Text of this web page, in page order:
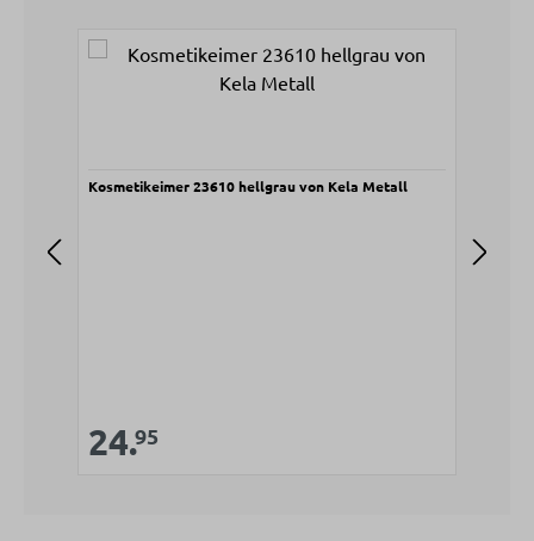
Produktgalerie überspringen
Kosmetikeimer 23610 hellgrau von Kela Metall
Verkaufspreis:
24.95